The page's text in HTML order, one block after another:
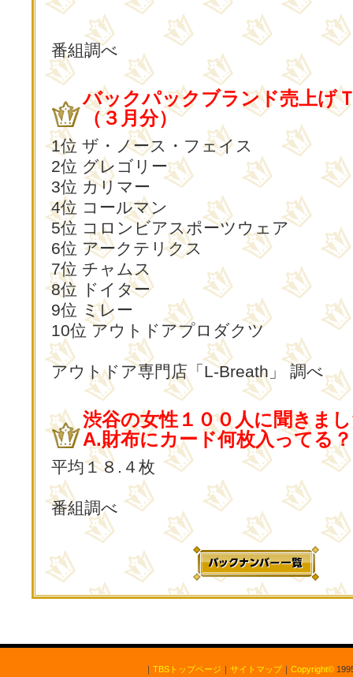
番組調べ
バックパックブランド売上げ
（３月分）
1位 ザ・ノース・フェイス
2位 グレゴリー
3位 カリマー
4位 コールマン
5位 コロンビアスポーツウェア
6位 アークテリクス
7位 チャムス
8位 ドイター
9位 ミレー
10位 アウトドアプロダクツ
アウトドア専門店「L-Breath」 調べ
渋谷の女性１００人に聞きま
A.財布にカード何枚入ってる？
平均１８.４枚
番組調べ
｜ TBSトップページ ｜ サイトマップ｜ Copyright©